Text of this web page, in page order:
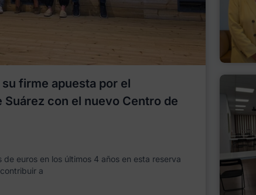
firme apuesta por el
Suárez con el nuevo Centro de
euros en los últimos 4 años en esta reserva
a